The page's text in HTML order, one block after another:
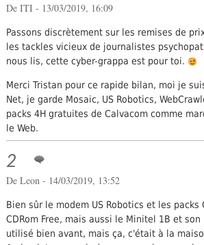
De ITI - 13/03/2019, 16:09
Passons discrètement sur les remises de
les tackles vicieux de journalistes
nous lis, cette cyber-grappa est pour toi.
Merci Tristan pour ce rapide bilan, moi je
Net, je garde Mosaic, US Robotics,
packs 4H gratuites de Calvacom comme
le Web.
2
De Leon - 14/03/2019, 13:52
Bien sûr le modem US Robotics et les packs
CDRom Free, mais aussi le Minitel 1B et
utilisé bien avant, mais ça, c'était à la